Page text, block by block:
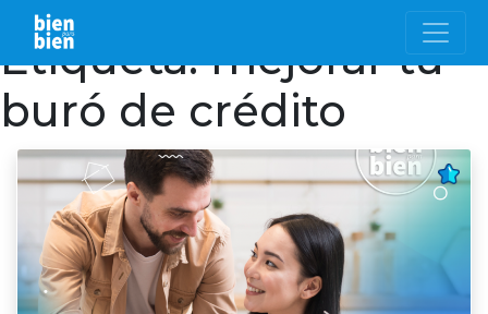
Etiqueta:mejorar tu
buró de crédito